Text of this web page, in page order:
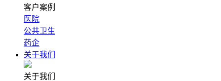
客户案例
医院
公共卫生
药企
关于我们
关于我们